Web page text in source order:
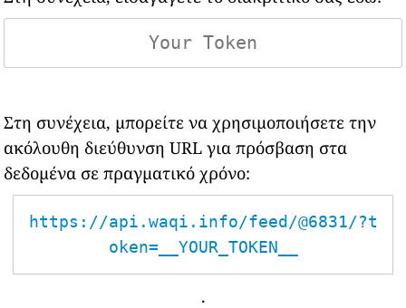
Στη συνέχεια, μπορείτε να χρησιμοποιήσετε την
ακόλουθη διεύθυνση URL για πρόσβαση στα
δεδομένα σε πραγματικό χρόνο:
https://api.waqi.info/feed/@6831/?t
oken=__YOUR_TOKEN__
.